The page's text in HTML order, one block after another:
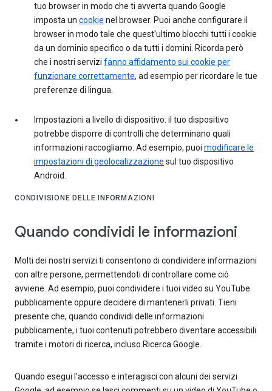
tuo browser in modo che ti avverta quando Google
imposta un cookie nel browser. Puoi anche configurare il
browser in modo tale che quest'ultimo blocchi tutti i cookie
da un dominio specifico o da tutti i domini. Ricorda però
che i nostri servizi fanno affidamento sui cookie per
funzionare correttamente, ad esempio per ricordare le tue
preferenze di lingua.
Impostazioni a livello di dispositivo: il tuo dispositivo
potrebbe disporre di controlli che determinano quali
informazioni raccogliamo. Ad esempio, puoi modificare le
impostazioni di geolocalizzazione sul tuo dispositivo
Android.
CONDIVISIONE DELLE INFORMAZIONI
Quando condividi le informazioni
Molti dei nostri servizi ti consentono di condividere informazioni
con altre persone, permettendoti di controllare come ciò
avviene. Ad esempio, puoi condividere i tuoi video su YouTube
pubblicamente oppure decidere di mantenerli privati. Tieni
presente che, quando condividi delle informazioni
pubblicamente, i tuoi contenuti potrebbero diventare accessibili
tramite i motori di ricerca, incluso Ricerca Google.
Quando esegui l'accesso e interagisci con alcuni dei servizi